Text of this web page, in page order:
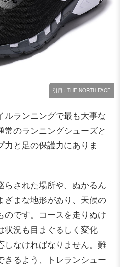
引用：THE NORTH FACE
ルランニングで最も大事な
のランニングシューズと
と足の保護力にありま
らされた場所や、ぬかるん
ざまな地形があり、天候の
のです。コースを走りぬけ
状況も目まぐるしく変化
しなければなりません。難
きるよう、トレランシュー